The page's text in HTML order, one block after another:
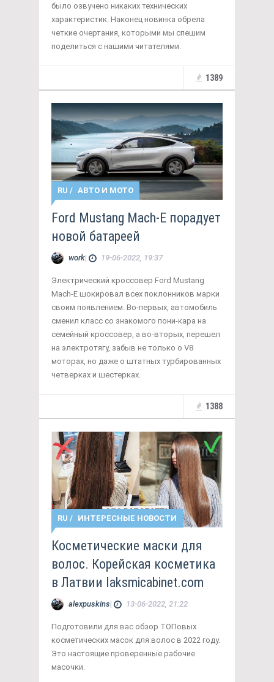
было озвучено никаких технических
характеристик. Наконец новинка обрела
четкие очертания, которыми мы спешим
поделиться с нашими читателями.
1389
RU / АВТО И МОТО
Ford Mustang Mach-E порадует
новой батареей
work| 19-06-2022, 19:37
Электрический кроссовер Ford Mustang
Mach-E шокировал всех поклонников марки
своим появлением. Во-первых, автомобиль
сменил класс со знакомого пони-кара на
семейный кроссовер, а во-вторых, перешел
на электротягу, забыв не только о V8
моторах, но даже о штатных турбированных
четверках и шестерках.
1388
RU / ИНТЕРЕСНЫЕ НОВОСТИ
Косметические маски для
волос. Корейская косметика
в Латвии laksmicabinet.com
alexpuskins| 13-06-2022, 21:22
Подготовили для вас обзор ТОПовых
косметических масок для волос в 2022 году.
Это настоящие проверенные рабочие
масочки.